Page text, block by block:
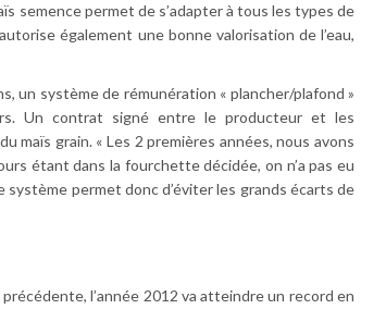
semence permet de s’adapter à tous les types de
également une bonne valorisation de l’eau,
un système de rémunération « plancher/plafond »
Un contrat signé entre le producteur et les
maïs grain. « Les 2 premières années, nous avons
étant dans la fourchette décidée, on n’a pas eu
permet donc d’éviter les grands écarts de
l’année 2012 va atteindre un record en